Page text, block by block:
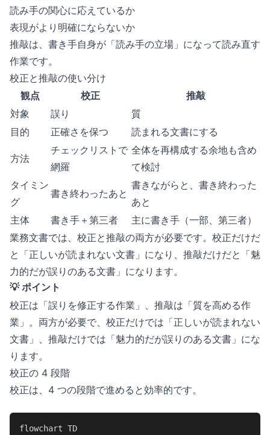
読み手の関心に応えているか
表現がより明確にならないか
推敲は、書き手自身が「読み手の立場」になって読み直す
作業です。
校正と推敲の使い分け
観点
校正
推敲
対象
誤り
質
目的
正確さを保つ 読まれる文書にする
方法
チェックリストで
網羅
全体を再構成する余地も含め
て検討
タイミン
グ
書き終わったあと
書きながらと、書き終わった
あと
主体
書き手＋第三者
主に書き手（一部、第三者）
業務文書では、校正と推敲の両方が必要です。校正だけだ
と「正しいが読まれない文書」になり、推敲だけだと「魅
力的だが誤りのある文書」になります。
💡 ポイント
校正は「誤りを修正する作業」、推敲は「質を高める作
業」。両方が必要で、校正だけでは「正しいが読まれない
文書」、推敲だけでは「魅力的だが誤りのある文書」にな
ります。
校正の 4 段階
校正は、4 つの段階で進めると効率的です。
flowchart TD